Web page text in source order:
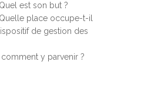
Quel est son but ?
Quelle place occupe-t-il
de gestion des
comment y parvenir ?